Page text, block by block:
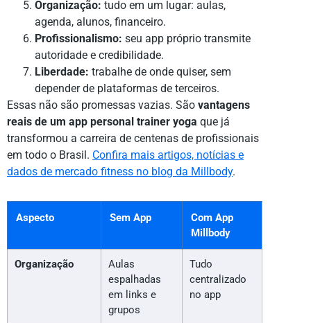
Organização: tudo em um lugar: aulas,
agenda, alunos, financeiro.
Profissionalismo: seu app próprio transmite
autoridade e credibilidade.
Liberdade: trabalhe de onde quiser, sem
depender de plataformas de terceiros.
Essas não são promessas vazias. São vantagens
reais de um app personal trainer yoga que já
transformou a carreira de centenas de profissionais
em todo o Brasil. Confira mais artigos, notícias e
dados de mercado fitness no blog da Millbody.
Aspecto Sem App
Com App
Millbody
Organização
Aulas
espalhadas
em links e
grupos
Tudo
centralizado
no app